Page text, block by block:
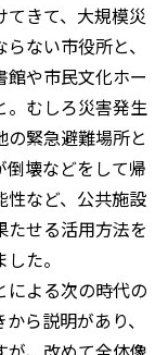
きて、大規模災
ない市役所と、
や市民文化ホー
。むしろ災害発生
緊急避難場所と
倒壊などをして帰
性など、公共施設
たせる活用方法を
た。
よる次の時代の
ら説明があり、